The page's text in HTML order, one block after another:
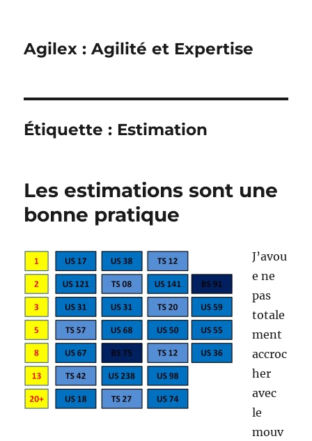
Agilex : Agilité et Expertise
Étiquette : Estimation
Les estimations sont une
bonne pratique
J’avou
e ne
pas
totale
ment
accroc
her
avec
le
mouv